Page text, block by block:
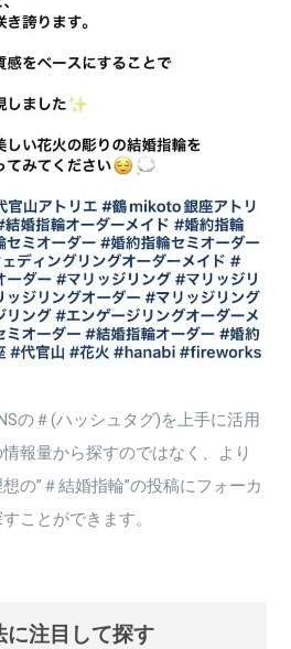
の＃(ハッシュタグ)を上手に活用
報量から探すのではなく、より
の”＃結婚指輪”の投稿にフォーカ
ことができます。
に注目して探す